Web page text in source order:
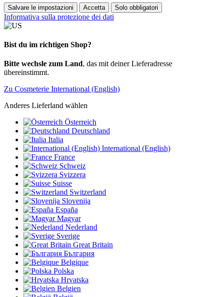
Salvare le impostazioni Accetta Solo obbligatori
Informativa sulla protezione dei dati
Bist du im richtigen Shop?
Bitte wechsle zum Land, das mit deiner Lieferadresse
übereinstimmt.
Zu Cosmeterie International (English)
Anderes Lieferland wählen
Österreich
Deutschland
Italia
International (English)
France
Schweiz
Svizzera
Suisse
Switzerland
Slovenija
España
Magyar
Nederland
Sverige
Great Britain
България
Belgique
Polska
Hrvatska
Belgien